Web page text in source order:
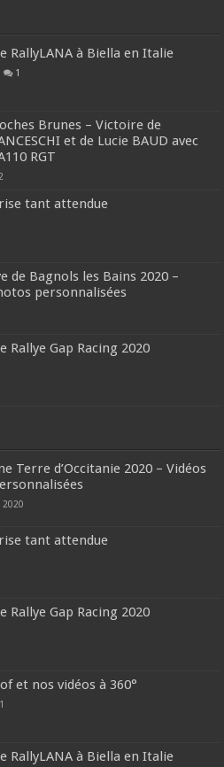
RallyLANA à Biella en Italie
1
Brunes – Victoire de
et de Lucie BAUD avec
RGT
tant attendue
de Bagnols les Bains 2020 –
personnalisées
Rallye Gap Racing 2020
Terre d’Occitanie 2020 – Vidéos
tant attendue
Rallye Gap Racing 2020
et nos vidéos à 360°
RallyLANA à Biella en Italie